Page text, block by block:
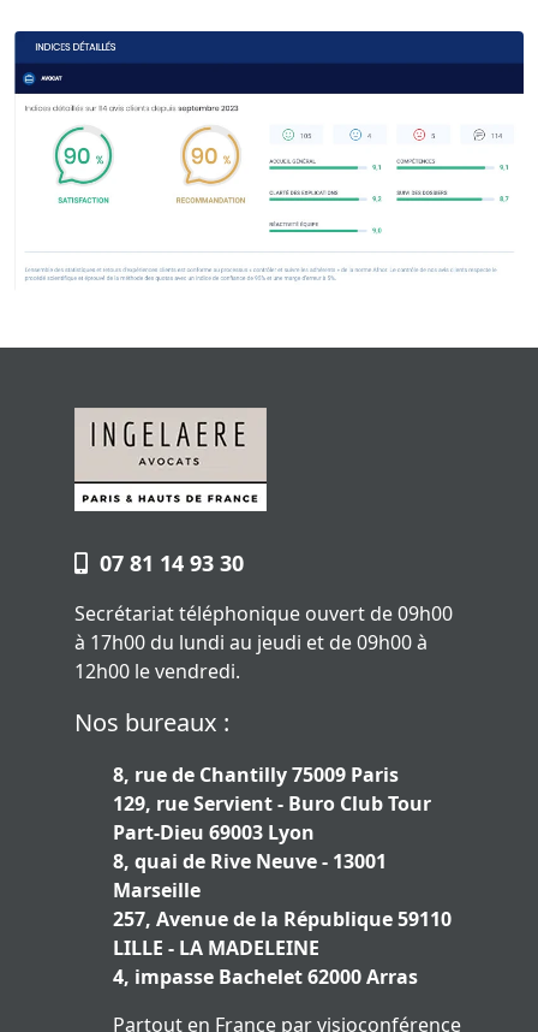
07 81 14 93 30
Secrétariat téléphonique ouvert de 09h00
à 17h00 du lundi au jeudi et de 09h00 à
12h00 le vendredi.
Nos bureaux :
8, rue de Chantilly 75009 Paris
129, rue Servient - Buro Club Tour
Part-Dieu 69003 Lyon
8, quai de Rive Neuve - 13001
Marseille
257, Avenue de la République 59110
LILLE - LA MADELEINE
4, impasse Bachelet 62000 Arras
Partout en France par visioconférence